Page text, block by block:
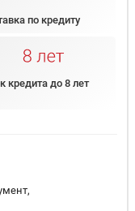
по кредиту
кредита до 8 лет